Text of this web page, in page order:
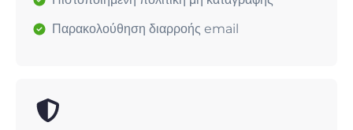
Παρακολούθηση διαρροής email